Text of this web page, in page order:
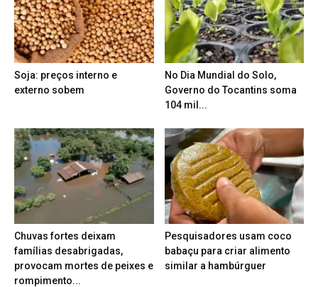
Soja: preços interno e
externo sobem
No Dia Mundial do Solo,
Governo do Tocantins soma
104 mil...
Chuvas fortes deixam
famílias desabrigadas,
provocam mortes de peixes e
rompimento...
Pesquisadores usam coco
babaçu para criar alimento
similar a hambúrguer